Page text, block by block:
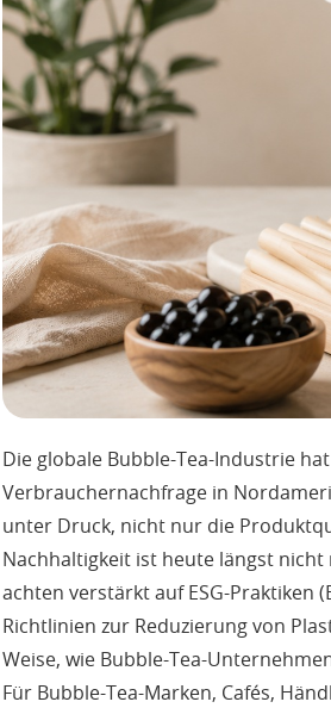
Die globale Bubble-Tea-Industrie
Verbrauchernachfrage in
unter Druck, nicht nur die
Nachhaltigkeit ist heute längst
achten verstärkt auf ESG-Praktiken
Richtlinien zur Reduzierung von
Weise, wie Bubble-Tea-
Für Bubble-Tea-Marken, Cafés,